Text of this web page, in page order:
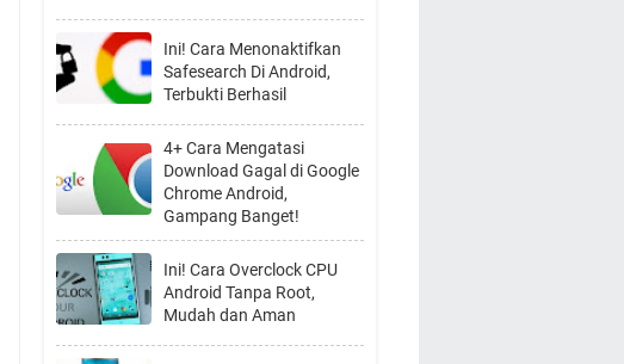
Ini! Cara Menonaktifkan
Safesearch Di Android,
Terbukti Berhasil
4+ Cara Mengatasi
Download Gagal di Google
Chrome Android,
Gampang Banget!
Ini! Cara Overclock CPU
Android Tanpa Root,
Mudah dan Aman